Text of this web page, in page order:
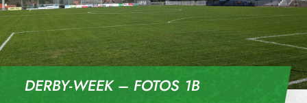
DERBY-WEEK – FOTOS 1B